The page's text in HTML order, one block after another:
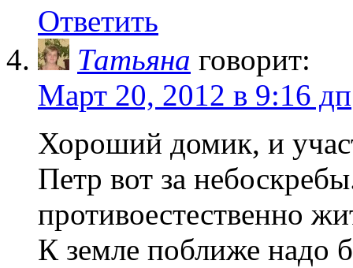
Ответить
Татьяна говорит:
Март 20, 2012 в 9:16 дп
Хороший домик, и
Петр вот за
противоестественно
К земле поближе надо